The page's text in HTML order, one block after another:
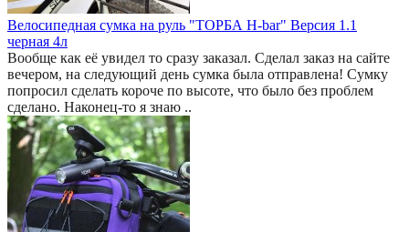
Велосипедная сумка на руль "ТОРБА H-bar" Версия 1.1
черная 4л
Вообще как её увидел то сразу заказал. Сделал заказ на сайте
вечером, на следующий день сумка была отправлена! Сумку
попросил сделать короче по высоте, что было без проблем
сделано. Наконец-то я знаю ..